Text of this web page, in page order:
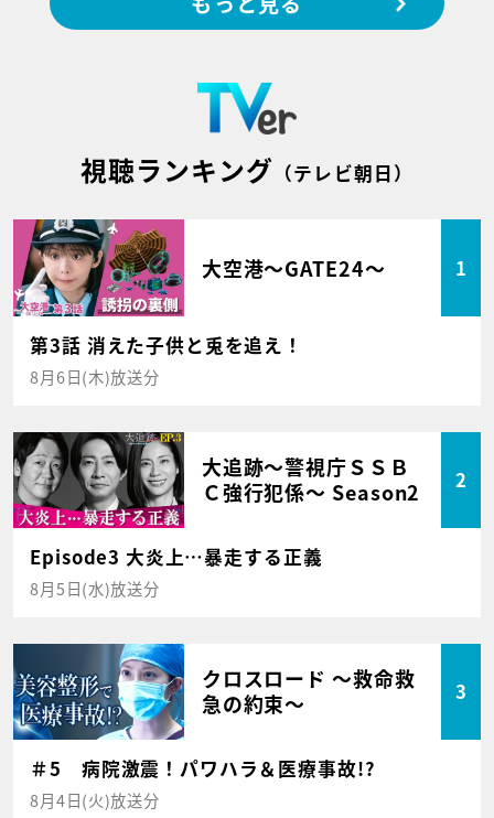
視聴ランキング （テレビ朝日）
大空港～GATE24～ 1
第3話 消えた子供と兎を追え！
8月6日(木)放送分
大追跡～警視庁ＳＳＢ
Ｃ強行犯係～ Season2
2
Episode3 大炎上…暴走する正義
8月5日(水)放送分
クロスロード ～救命救
急の約束～
3
＃5 病院激震！パワハラ＆医療事故!?
8月4日(火)放送分